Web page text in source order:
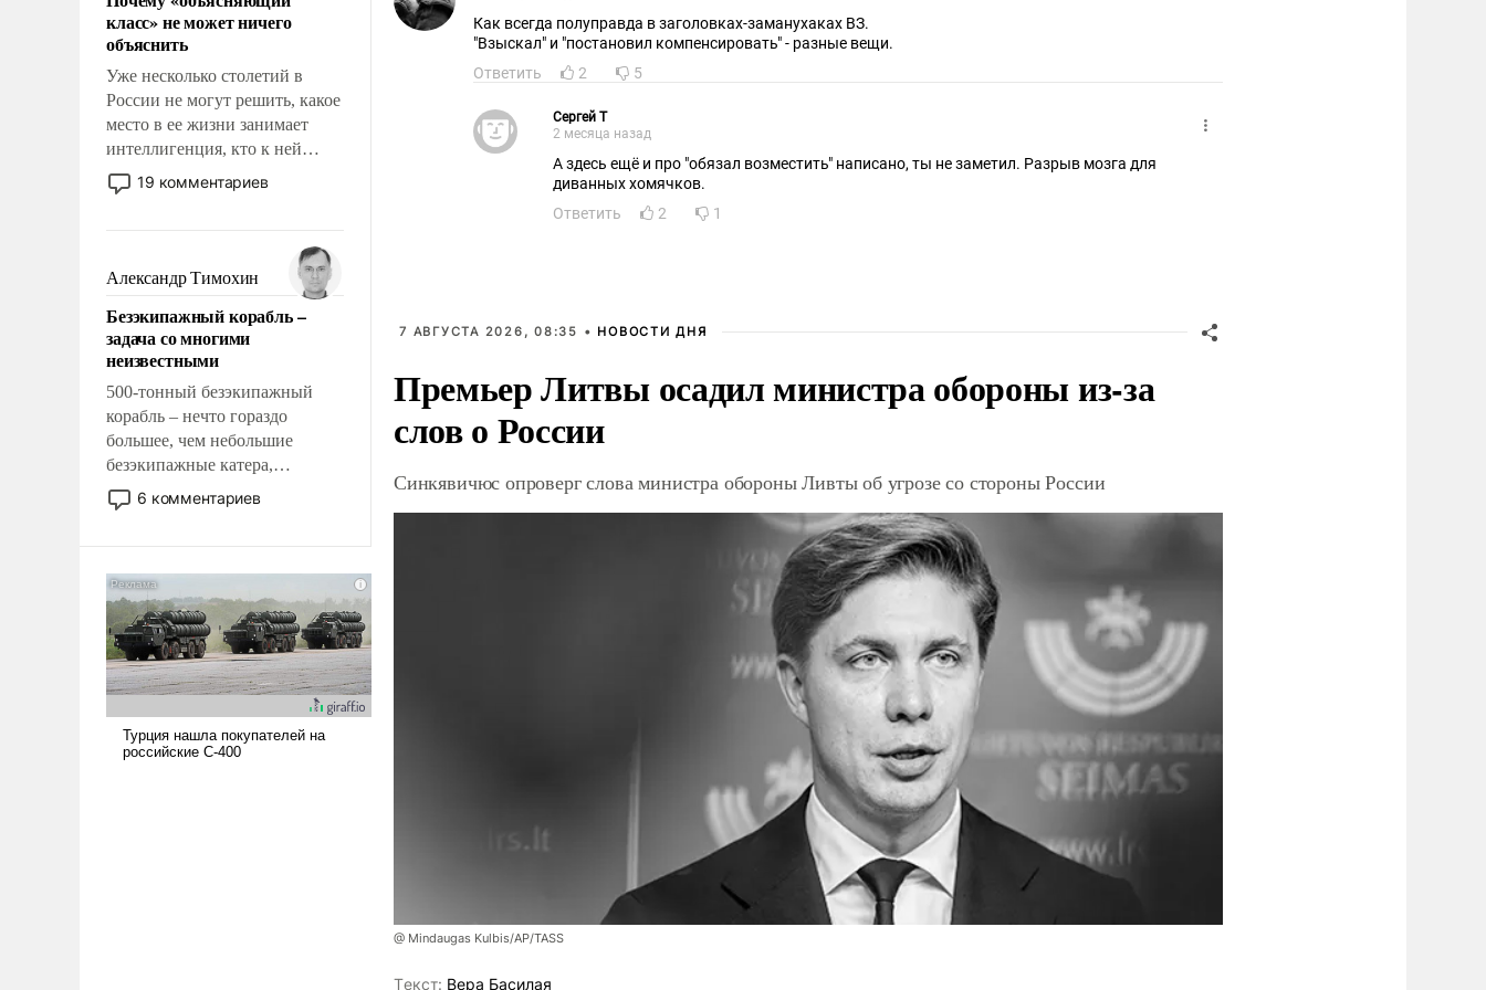
нашего дома.
класс» не может ничего
объяснить
Уже несколько столетий в
России не могут решить, какое
место в ее жизни занимает
интеллигенция, кто к ней
принадлежит, а кого из нее
исключили с правом
чем она отличается от просто
образованных людей. Иногда
казалось, что эти вопросы
решены раз и навсегда, но –
нет, не решены.
19 комментариев
Александр Тимохин
Безэкипажный корабль –
задача со многими
неизвестными
500-тонный безэкипажный
корабль – нечто гораздо
большее, чем небольшие
безэкипажные катера,
применение которых уже
стало обыденностью. Задача по
и ее реализация радикально
поднимет наши боевые
возможности.
6 комментариев
Как всегда полуправда в заголовках-заманухаках ВЗ.
"Взыскал" и "постановил компенсировать" - разные вещи.
Ответить
2 5
Cepгeй T
2 месяца назад
А здесь ещё и про "обязал возместить" написано, ты не заметил. Разрыв мозга для
диванных хомячков.
Ответить
2 1
7 АВГУСТА 2026, 08:35 • НОВОСТИ ДНЯ
Премьер Литвы осадил министра обороны из-за
слов о России
Синкявичюс опроверг слова министра обороны Ливты об угрозе со стороны России
@ Mindaugas Kulbis/AP/TASS
Tекст: Вера Басилая